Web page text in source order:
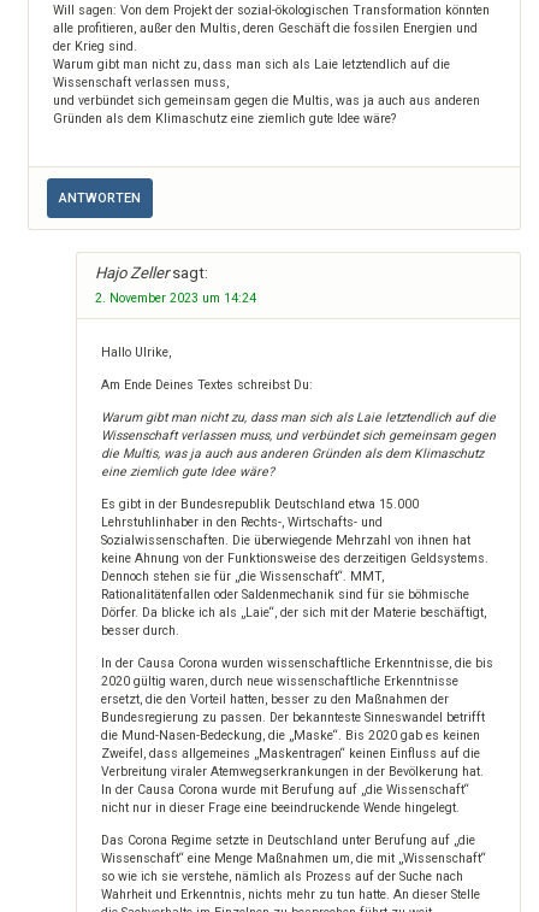
Will sagen: Von dem Projekt der sozial-ökologischen Transformation könnten
alle profitieren, außer den Multis, deren Geschäft die fossilen Energien und
der Krieg sind.
Warum gibt man nicht zu, dass man sich als Laie letztendlich auf die
Wissenschaft verlassen muss,
und verbündet sich gemeinsam gegen die Multis, was ja auch aus anderen
Gründen als dem Klimaschutz eine ziemlich gute Idee wäre?
ANTWORTEN
Hajo Zeller sagt:
2. November 2023 um 14:24
Hallo Ulrike,
Am Ende Deines Textes schreibst Du:
Warum gibt man nicht zu, dass man sich als Laie letztendlich auf die
Wissenschaft verlassen muss, und verbündet sich gemeinsam gegen
die Multis, was ja auch aus anderen Gründen als dem Klimaschutz
eine ziemlich gute Idee wäre?
Es gibt in der Bundesrepublik Deutschland etwa 15.000
Lehrstuhlinhaber in den Rechts-, Wirtschafts- und
Sozialwissenschaften. Die überwiegende Mehrzahl von ihnen hat
keine Ahnung von der Funktionsweise des derzeitigen Geldsystems.
Dennoch stehen sie für „die Wissenschaft“. MMT,
Rationalitätenfallen oder Saldenmechanik sind für sie böhmische
Dörfer. Da blicke ich als „Laie“, der sich mit der Materie beschäftigt,
besser durch.
In der Causa Corona wurden wissenschaftliche Erkenntnisse, die bis
2020 gültig waren, durch neue wissenschaftliche Erkenntnisse
ersetzt, die den Vorteil hatten, besser zu den Maßnahmen der
Bundesregierung zu passen. Der bekannteste Sinneswandel betrifft
die Mund-Nasen-Bedeckung, die „Maske“. Bis 2020 gab es keinen
Zweifel, dass allgemeines „Maskentragen“ keinen Einfluss auf die
Verbreitung viraler Atemwegserkrankungen in der Bevölkerung hat.
In der Causa Corona wurde mit Berufung auf „die Wissenschaft“
nicht nur in dieser Frage eine beeindruckende Wende hingelegt.
Das Corona Regime setzte in Deutschland unter Berufung auf „die
Wissenschaft“ eine Menge Maßnahmen um, die mit „Wissenschaft“
so wie ich sie verstehe, nämlich als Prozess auf der Suche nach
Wahrheit und Erkenntnis, nichts mehr zu tun hatte. An dieser Stelle